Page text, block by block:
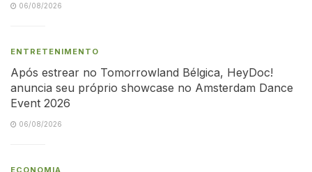
06/08/2026
ENTRETENIMENTO
Após estrear no Tomorrowland Bélgica, HeyDoc!
anuncia seu próprio showcase no Amsterdam Dance
Event 2026
06/08/2026
ECONOMIA